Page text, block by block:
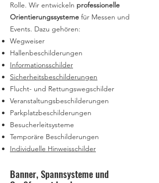
Rolle. Wir entwickeln professionelle
Orientierungssysteme für Messen und
Events. Dazu gehören:
Wegweiser
Hallenbeschilderungen
Informationsschilder
Sicherheitsbeschilderungen
Flucht- und Rettungswegschilder
Veranstaltungsbeschilderungen
Parkplatzbeschilderungen
Besucherleitsysteme
Temporäre Beschilderungen
Individuelle Hinweisschilder
Banner, Spannsysteme und